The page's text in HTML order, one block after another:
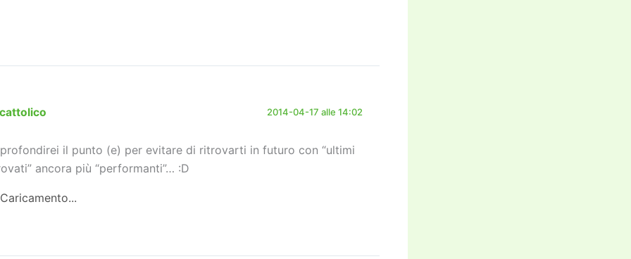
2014-04-17 alle 14:02
il punto (e) per evitare di ritrovarti in futuro con “ultimi
ancora più “performanti”… :D
Caricamento...